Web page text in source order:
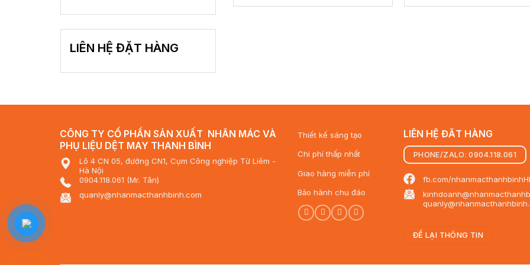
LIÊN HỆ ĐẶT HÀNG
CÔNG TY CỔ PHẦN SẢN XUẤT NHÃN MÁC VÀ
PHỤ LIỆU DỆT MAY THANH BÌNH
Lô 4 CN 05, đường CN1, Cụm Công nghiệp Từ Liêm -
Hà Nội
0904.118.061 (Mr. Tân)
quanly@nhanmacthanhbinh.com
Thiết kế sáng tạo
Chi phí thấp nhất
Giao hàng miễn phí
Bảo hành chu đáo
LIÊN HỆ ĐĂT HÀNG
PHONE/ZALO: 0904.118.061
fb.com/
ĐỂ LẠI THÔNG TIN